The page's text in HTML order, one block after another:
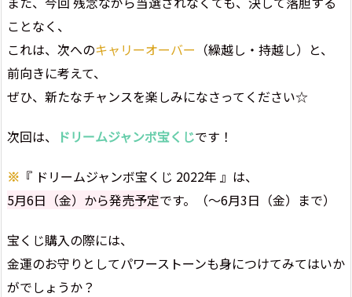
ことなく、
これは、次へのキャリーオーバー （繰越し・持越し）と、
前向きに考えて、
ぜひ、新たなチャンスを楽しみになさってください☆
次回は、 ドリームジャンボ宝くじです！
※ 『 ドリームジャンボ宝くじ 2022年 』は、
5月6日（金）から発売予定です。（～6月3日（金）まで）
宝くじ購入の際には、
金運のお守りとしてパワーストーンも身につけてみてはいか
がでしょうか？